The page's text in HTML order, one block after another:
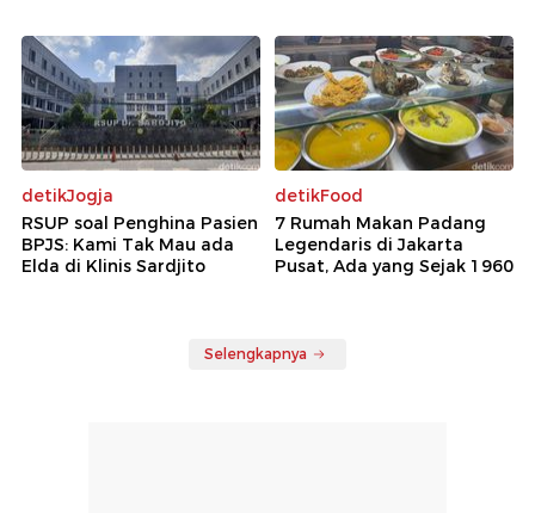
detikJogja
RSUP soal Penghina Pasien
BPJS: Kami Tak Mau ada
Elda di Klinis Sardjito
detikFood
7 Rumah Makan Padang
Legendaris di Jakarta
Pusat, Ada yang Sejak 1960
Selengkapnya